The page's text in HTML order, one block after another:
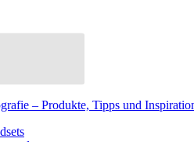
– Produkte, Tipps und